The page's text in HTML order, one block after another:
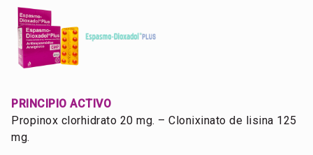
PRINCIPIO ACTIVO
Propinox clorhidrato 20 mg. – Clonixinato de lisina 125
mg.